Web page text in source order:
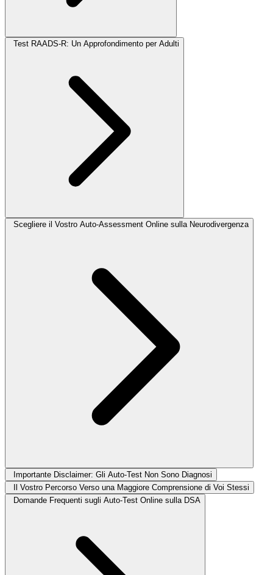
Test RAADS-R: Un Approfondimento per Adulti
Scegliere il Vostro Auto-Assessment Online sulla Neurodivergenza
Importante Disclaimer: Gli Auto-Test Non Sono Diagnosi
Il Vostro Percorso Verso una Maggiore Comprensione di Voi Stessi
Domande Frequenti sugli Auto-Test Online sulla DSA